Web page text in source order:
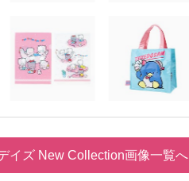
イズ New Collection画像一覧へ